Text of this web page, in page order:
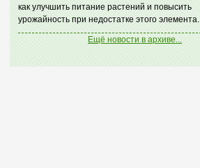
как улучшить питание растений и повысить
урожайность при недостатке этого элемента.
Ещё новости в архиве...